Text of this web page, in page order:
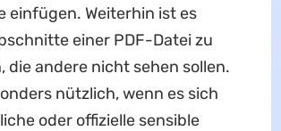
einfügen. Weiterhin ist es
einer PDF-Datei zu
die andere nicht sehen sollen.
nützlich, wenn es sich
oder offizielle sensible